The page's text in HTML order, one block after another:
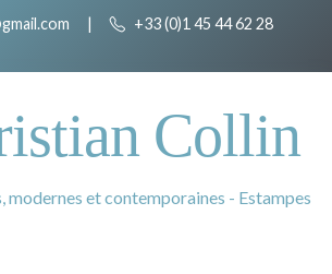
| +33 (0)1 45 44 62 28
Collin
modernes et contemporaines - Estampes